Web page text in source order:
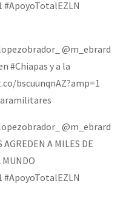
@m_ebrard
#Chiapas y a la
bscuunqnAZ?amp=1
@m_ebrard
AGREDEN A MILES DE
MUNDO